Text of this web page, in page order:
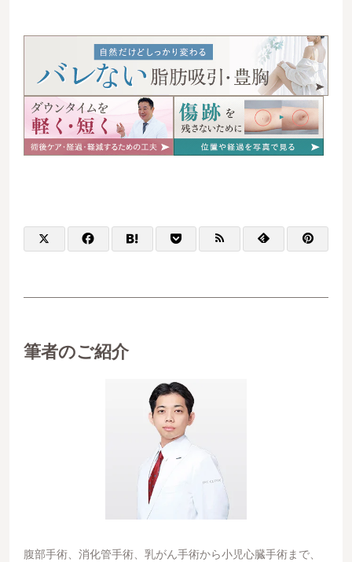
筆者のご紹介
腹部手術、消化管手術、乳がん手術から小児心臓手術まで、